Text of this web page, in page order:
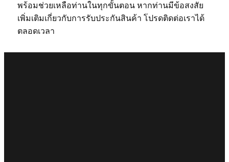
พร้อมช่วยเหลือท่านในทุกขั้นตอน หากท่านมีข้อสงสัย
เพิ่มเติมเกี่ยวกับการรับประกันสินค้า โปรดติดต่อเราได้
ตลอดเวลา